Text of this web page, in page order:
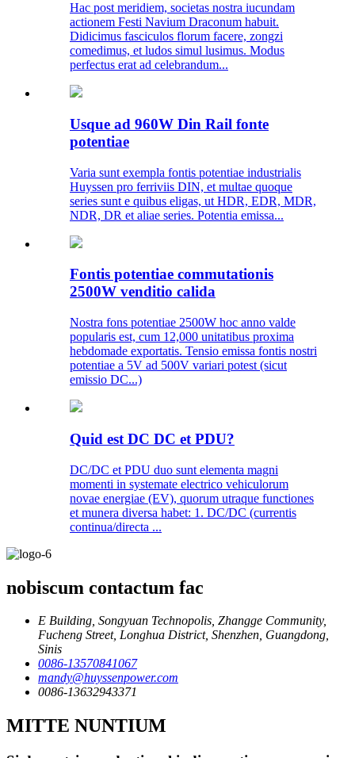
Hac post meridiem, societas nostra iucundam
actionem Festi Navium Draconum habuit.
Didicimus fasciculos florum facere, zongzi
comedimus, et ludos simul lusimus. Modus
perfectus erat ad celebrandum...
Usque ad 960W Din Rail fonte
potentiae
Varia sunt exempla fontis potentiae industrialis
Huyssen pro ferriviis DIN, et multae quoque
series sunt e quibus eligas, ut HDR, EDR, MDR,
NDR, DR et aliae series. Potentia emissa...
Fontis potentiae commutationis
2500W venditio calida
Nostra fons potentiae 2500W hoc anno valde
popularis est, cum 12,000 unitatibus proxima
hebdomade exportatis. Tensio emissa fontis nostri
potentiae a 5V ad 500V variari potest (sicut
emissio DC...)
Quid est DC DC et PDU?
DC/DC et PDU duo sunt elementa magni
momenti in systemate electrico vehiculorum
novae energiae (EV), quorum utraque functiones
et munera diversa habet: 1. DC/DC (currentis
continua/directa ...
nobiscum contactum fac
E Building, Songyuan Technopolis, Zhangge Community,
Fucheng Street, Longhua District, Shenzhen, Guangdong,
Sinis
0086-13570841067
mandy@huyssenpower.com
0086-13632943371
MITTE NUNTIUM